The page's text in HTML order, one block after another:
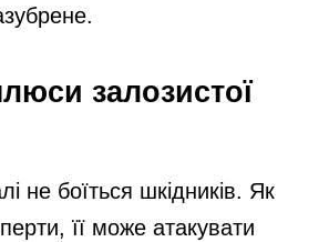
залозистої
не боїться шкідників. Як
її може атакувати